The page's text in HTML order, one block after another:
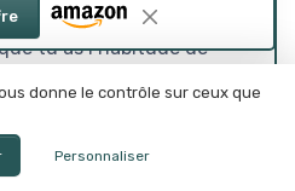
la voiture. Si tu es déjà
tu as l’habitude de
à viser plus
donne le contrôle sur ceux que
Personnaliser